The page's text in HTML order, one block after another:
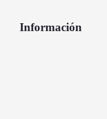
Información